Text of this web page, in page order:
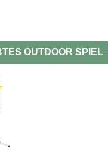
OUTDOOR SPIEL